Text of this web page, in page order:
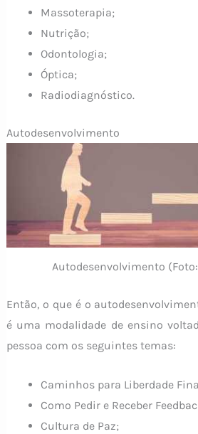
Massoterapia;
Nutrição;
Odontologia;
Óptica;
Radiodiagnóstico.
Autodesenvolvimento
Autodesenvolvimento
Então, o que é o
é uma modalidade de ensino
pessoa com os seguintes temas:
Caminhos para Liberdade
Como Pedir e Receber
Cultura de Paz;